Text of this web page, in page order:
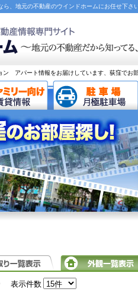
、地元の不動産のウインドホームにお任せ下さ
アパート情報をお届けしています、荻窪でお
表示件数